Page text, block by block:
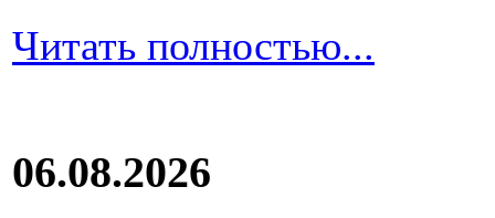
Читать полностью...
06.08.2026